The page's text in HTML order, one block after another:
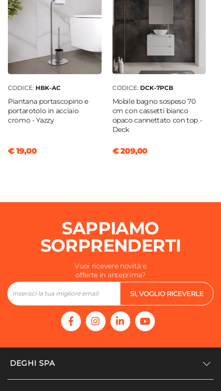
CODICE: HBK-AC
Piantana portascopino e
portarotolo in acciaio
cromo - Yazzy
€ 19,00
CODICE: DCK-7PCB
Mobile bagno sospeso 70
cm con cassetti bianco
opaco cannettato con top -
Deck
€ 209,00
SAPPIAMO
SORPRENDERTI
Vuoi ricevere novità e
offerte in anteprima?
SI, VOGLIO RICEVERLE
DEGHI SPA